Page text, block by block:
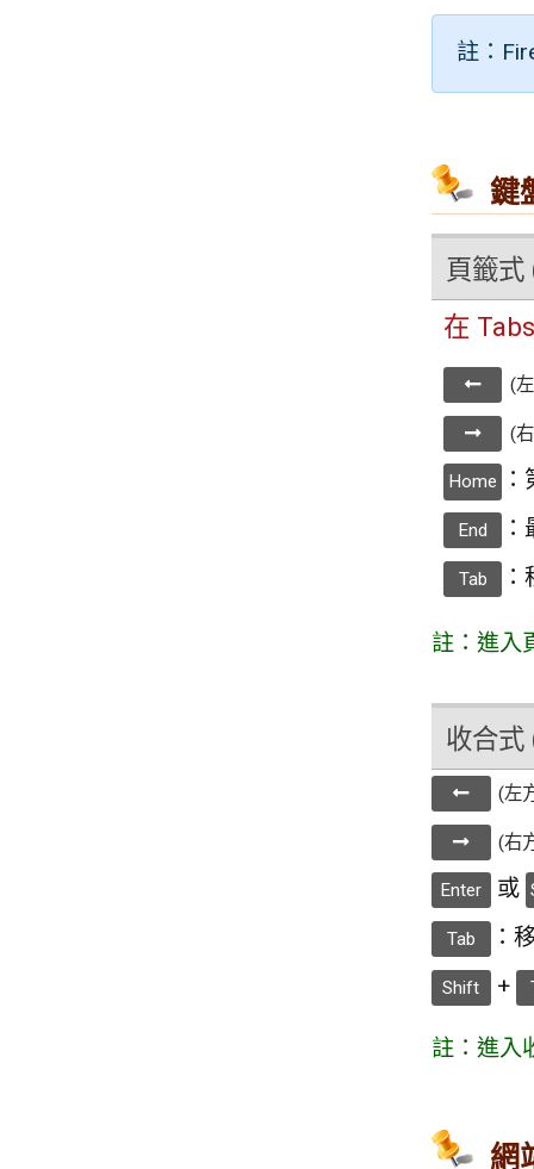
註：
鍵
頁籤式
在
(
(
Home
End
Tab
註：進入
收合式
(左
(右
Enter 或
Tab ：
Shift +
註：進入
網